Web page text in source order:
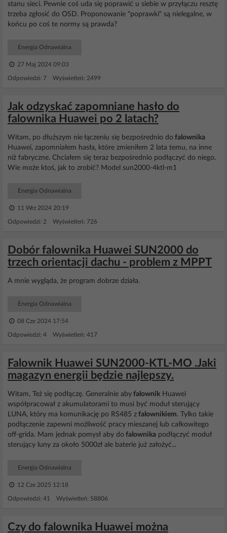
stanu sieci. Pewnie coś uda się poprawić u siebie w przyłączu resztę
trzeba zgłosić do OSD. Proponowanie "poprawki" są nielegalne, w
końcu po coś te normy są prawda?
Energia Odnawialna
27 Maj 2024 09:03
Odpowiedzi: 7 Wyświetleń: 2499
Jak odzyskać zapomniane hasło do
falownika Huawei po 2 latach?
Witam, po dłuższym nie łączeniu się bezpośrednio do falownika
Huawei, zapomniałem hasła, które zmieniłem 2 lata temu, na inne
niż fabryczne. Chciałem się teraz bezpośrednio podłączyć do niego.
Wie może ktoś, jak to zrobić? Model sun2000-4ktl-m1
Energia Odnawialna
11 Wrz 2024 20:19
Odpowiedzi: 2 Wyświetleń: 726
Dobór falownika Huawei SUN2000 do
trzech orientacji dachu - problem z MPPT
A mnie wygląda, że program dobrze działa.
Energia Odnawialna
08 Cze 2024 17:54
Odpowiedzi: 4 Wyświetleń: 417
Falownik Huawei SUN2000-KTL-MO .Jaki
magazyn energii będzie najlepszy.
Witam, Też się podłączę. Generalnie aby falownik Huawei
współpracował z akumulatorami to musi być moduł sterujący
LUNA, który ma komunikację po RS485 z falownikiem. Tylko takie
podłączenie zapewni możliwość pracy mieszanej lub całkowitego
off-grida. Mam jednak pomysł aby do falownika podłączyć moduł
sterujący luny za około 5000zł ale baterie już założyć...
Energia Odnawialna
12 Cze 2025 12:18
Odpowiedzi: 41 Wyświetleń: 58806
Czy do falownika Huawei można